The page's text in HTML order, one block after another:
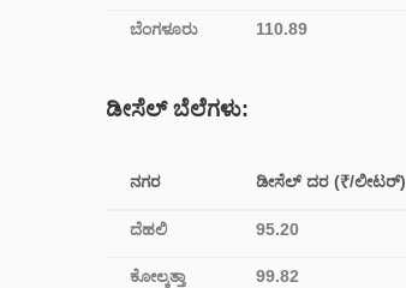
ಬೆಂಗಳೂರು 110.89
ಡೀಸೆಲ್ ಬೆಲೆಗಳು:
ನಗರ ಡೀಸೆಲ್ ದರ (₹/ಲೀಟರ್)
ದೆಹಲಿ 95.20
ಕೋಲ್ಕತ್ತಾ 99.82